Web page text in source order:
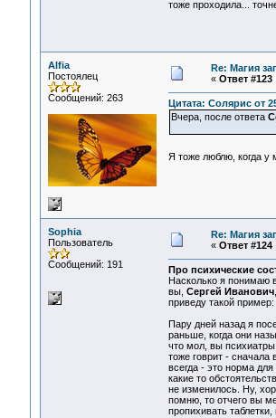
тоже проходила...
Alfia
Постоялец
Сообщений: 263
Re: Магия
« Ответ #123
Цитата: Солярис от
Вчера, после ответа
Я тоже люблю, когда у
Sophia
Пользователь
Сообщений: 191
Re: Магия
« Ответ #124
Про психические
Насколько я понимаю
вы, Сергей Иванович
приведу такой пример:
Пару дней назад я
раньше, когда они
что мол, вы психиатры
тоже говрит - сначала
всегда - это норма
какие то
не изменилось. Ну,
помню, то отчего вы
пропихивать таблетки,